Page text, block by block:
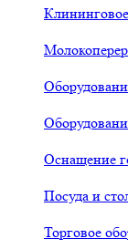
Оснащение
Посуда и
Торговое